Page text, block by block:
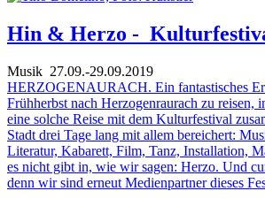
Hin & Herzo -
Musik 27.09.-29.09.2019
HERZOGENAURACH. Ein fantastisches
Frühherbst nach Herzogenraurach zu reisen,
eine solche Reise mit dem Kulturfestival
Stadt drei Tage lang mit allem bereichert:
Literatur, Kabarett, Film, Tanz, Installation,
es nicht gibt in, wie wir sagen: Herzo. Und
denn wir sind erneut Medienpartner dieses